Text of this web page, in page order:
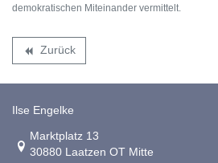
demokratischen Miteinander vermittelt.
backward Zurück
Ilse Engelke
Link zur Google-Maps Navigation
Marktplatz 13
30880 Laatzen OT Mitte